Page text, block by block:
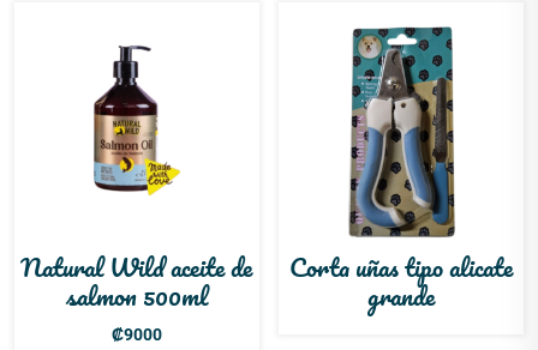
Natural Wild aceite de
salmon 500ml
₡9000
Corta uñas tipo alicate
grande